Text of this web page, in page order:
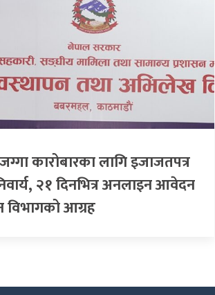
कारोबारका लागि इजाजतपत्र
२१ दिनभित्र अनलाइन आवेदन
विभागको आग्रह